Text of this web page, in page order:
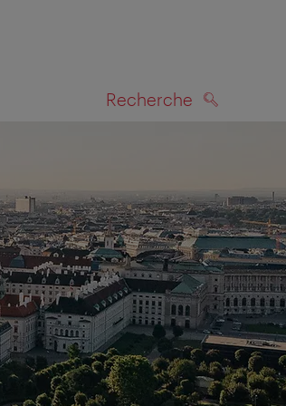
Recherche